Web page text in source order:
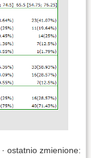
· ostatnio zmienione: